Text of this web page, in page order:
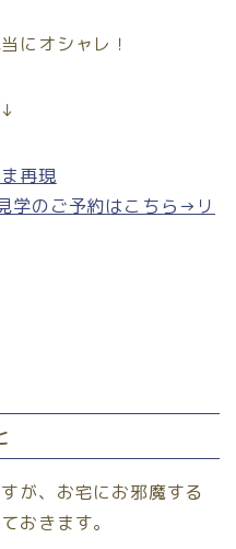
にオシャレ！
再現
学のご予約はこちら→リ
が、お宅にお邪魔する
おきます。